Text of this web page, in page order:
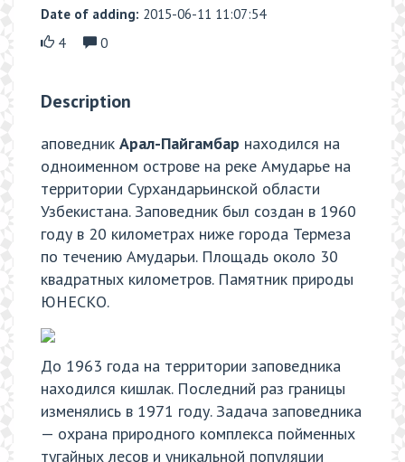
Date of adding: 2015-06-11 11:07:54
4
0
Description
аповедник Арал-Пайгамбар находился на
одноименном острове на реке Амударье на
территории Сурхандарьинской области
Узбекистана. Заповедник был создан в 1960
году в 20 километрах ниже города Термеза
по течению Амударьи. Площадь около 30
квадратных километров. Памятник природы
ЮНЕСКО.
До 1963 года на территории заповедника
находился кишлак. Последний раз границы
изменялись в 1971 году. Задача заповедника
— охрана природного комплекса пойменных
тугайных лесов и уникальной популяции